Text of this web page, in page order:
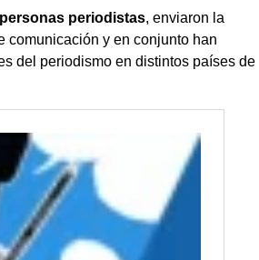
periodistas, enviaron la
comunicación y en conjunto han
del periodismo en distintos países de